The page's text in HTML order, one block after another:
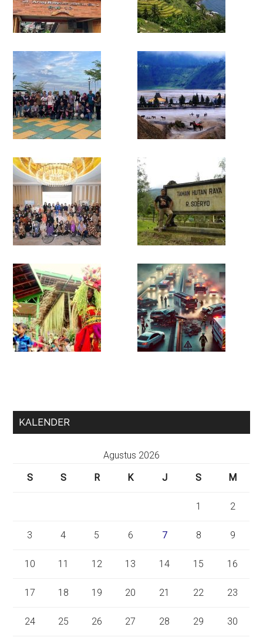
KALENDER
Agustus 2026
S
S R K J S M
1 2
3 4 5 6 7 8 9
10 11 12 13 14 15 16
17 18 19 20 21 22 23
24 25 26 27 28 29 30